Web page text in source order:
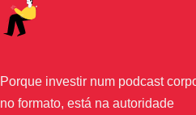
Porque investir num podcast
no formato, está na autoridade